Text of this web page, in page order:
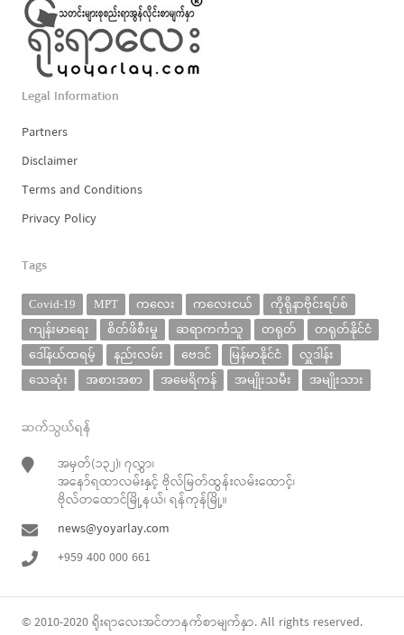
Legal Information
Partners
Disclaimer
Terms and Conditions
Privacy Policy
Tags
Covid-19 MPT ကလေး ကလေးငယ်
ကိုရိုနာဗိုင်းရပ်စ်
ကျန်းမာရေး
စိတ်ဖိစီးမှု ဆရာကင်္ကသူ တရုတ်
တရုတ်နိုင်ငံ
ဒေါ်နယ်ထရမ့်
နည်းလမ်း ဗေဒင် မြန်မာနိုင်ငံ
လှူဒါန်း
သေဆုံး
အစားအစာ အမေရိကန် အမျိုးသမီး အမျိုးသား
ဆက်သွယ်ရန်
အမှတ်(၁၃၂)၊ ၇လွှာ၊
အနော်ရထာလမ်းနှင့် ဗိုလ်မြတ်ထွန်းလမ်းထောင့်၊
ဗိုလ်တထောင်မြို့နယ်၊ ရန်ကုန်မြို့။
news@yoyarlay.com
+959 400 000 661
© 2010-2020ရိုးရာလေးအင်တာနက်စာမျက်နှာ. All rights reserved.